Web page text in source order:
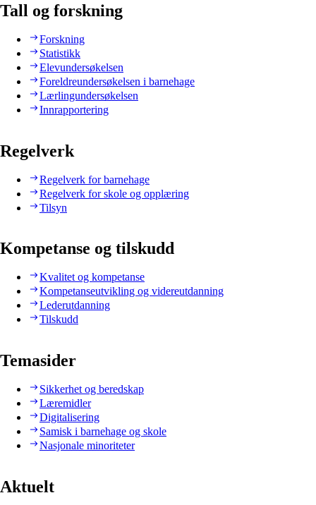
Tall og forskning
Forskning
Statistikk
Elevundersøkelsen
Foreldreundersøkelsen i barnehage
Lærlingundersøkelsen
Innrapportering
Regelverk
Regelverk for barnehage
Regelverk for skole og opplæring
Tilsyn
Kompetanse og tilskudd
Kvalitet og kompetanse
Kompetanseutvikling og videreutdanning
Lederutdanning
Tilskudd
Temasider
Sikkerhet og beredskap
Læremidler
Digitalisering
Samisk i barnehage og skole
Nasjonale minoriteter
Aktuelt